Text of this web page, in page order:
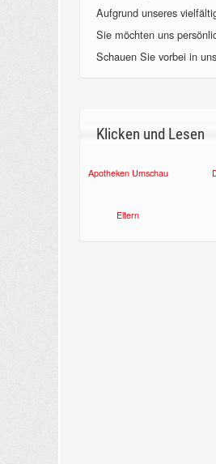
Aufgrund unseres
Sie möchten uns
Schauen Sie vorbei in
Klicken und Lesen
Apotheken Umschau
Eltern